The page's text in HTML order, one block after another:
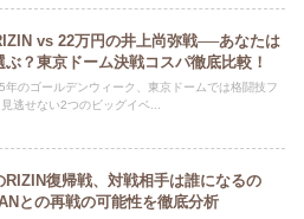
vs 22万円の井上尚弥戦──あなたは
ぶ？東京ドーム決戦コスパ徹底比較！
年のゴールデンウィーク、東京ドームでは格闘技フ
逃せない2つのビッグイベ...
RIZIN復帰戦、対戦相手は誰になるの
との再戦の可能性を徹底分析